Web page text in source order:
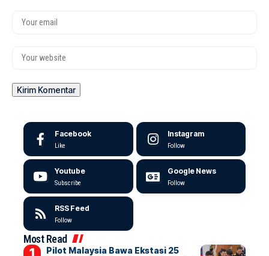
Facebook
Like
Instagram
Follow
Youtube
Subscribe
Google News
Follow
RSS Feed
Follow
Most Read
Pilot Malaysia Bawa Ekstasi 25